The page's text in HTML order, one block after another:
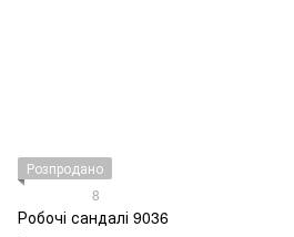
Розпродано
8
Робочі сандалі 9036